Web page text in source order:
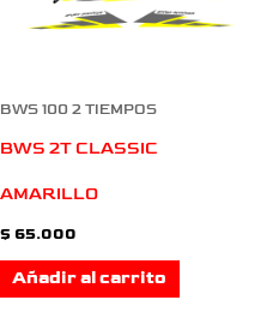
BWS 100 2 TIEMPOS
BWS 2T CLASSIC
AMARILLO
$ 65.000
Añadir al carrito